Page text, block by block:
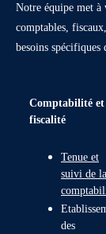
Notre équipe met à
comptables,
besoins spécifiques
Comptabilité et
fiscalité
Tenue et
suivi de la
des